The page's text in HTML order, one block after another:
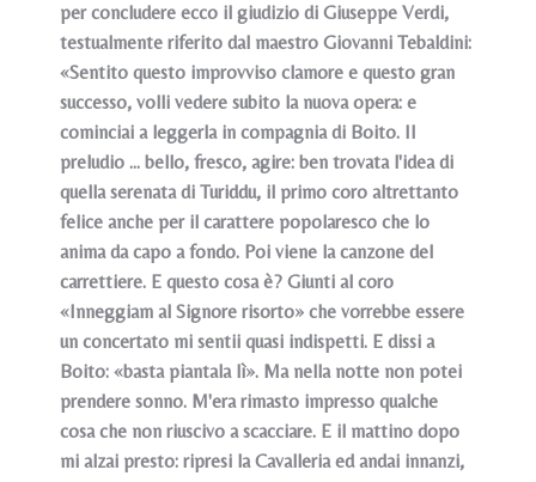
per concludere ecco il giudizio di Giuseppe Verdi,
testualmente riferito dal maestro Giovanni Tebaldini:
«Sentito questo improvviso clamore e questo gran
successo, volli vedere subito la nuova opera: e
cominciai a leggerla in compagnia di Boito. Il
preludio ... bello, fresco, agire: ben trovata l'idea di
quella serenata di Turiddu, il primo coro altrettanto
felice anche per il carattere popolaresco che lo
anima da capo a fondo. Poi viene la canzone del
carrettiere. E questo cosa è? Giunti al coro
«Inneggiam al Signore risorto» che vorrebbe essere
un concertato mi sentii quasi indispetti. E dissi a
Boito: «basta piantala lì». Ma nella notte non potei
prendere sonno. M'era rimasto impresso qualche
cosa che non riuscivo a scacciare. E il mattino dopo
mi alzai presto: ripresi la Cavalleria ed andai innanzi,